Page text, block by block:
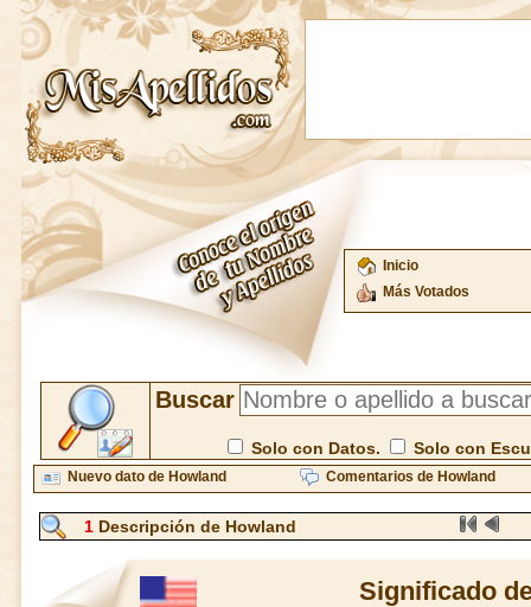
Inicio
Más Votados
Buscar
Solo con Datos. Solo con
Nuevo dato de Howland Comentarios de Howland
1 Descripción de Howland
Significado